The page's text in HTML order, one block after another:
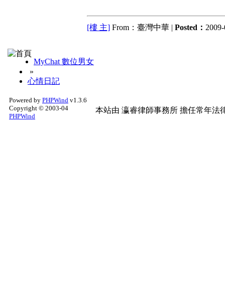
[樓 主] From：臺灣中華 | Posted：
MyChat 數位男女
»
心情日記
Powered by PHPWind v1.3.6
Copyright © 2003-04
PHPWind
本站由 瀛睿律師事務所 擔任常年法